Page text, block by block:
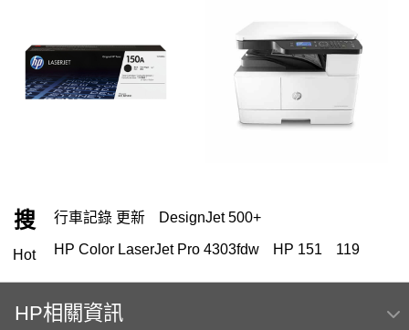
搜
Hot
行車記錄 更新 DesignJet 500+
HP Color LaserJet Pro 4303fdw HP 151 119
HP 222
HP Color Laser jet M856dn A3彩色雷射印表機
HP相關資訊